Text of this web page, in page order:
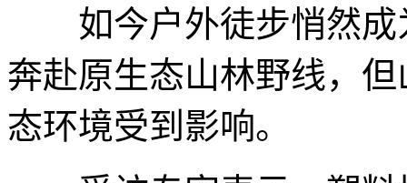
如今户外徒步悄然成
奔赴原生态山林野线，
态环境受到影响。